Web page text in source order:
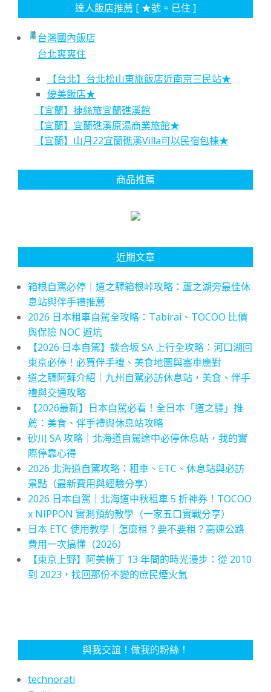
達人飯店推薦 [ ★號 = 已住 ]
台灣國內飯店
台北爽爽住
【台北】台北松山東旅飯店近南京三民站★
優美飯店★
【宜蘭】捷絲旅宜蘭礁溪館
【宜蘭】宜蘭礁溪原湯商業旅館★
【宜蘭】山月22宜蘭礁溪Villa可以民宿包棟★
商品推薦
近期文章
箱根自駕必停｜道之驛箱根峠攻略：蘆之湖旁最佳休
息站與伴手禮推薦
2026 日本租車自駕全攻略：Tabirai、TOCOO 比價
與保險 NOC 避坑
【2026 日本自駕】談合坂 SA 上行全攻略：河口湖回
東京必停！必買伴手禮、美食地圖與塞車應對
道之驛阿蘇介紹｜九州自駕必訪休息站，美食、伴手
禮與交通攻略
【2026最新】日本自駕必看！全日本「道之驛」推
薦：美食、伴手禮與休息站攻略
砂川 SA 攻略｜北海道自駕途中必停休息站，我的實
際停靠心得
2026 北海道自駕攻略：租車、ETC、休息站與必訪
景點（最新費用與經驗分享）
2026 日本自駕｜北海道中秋租車 5 折神券！TOCOO
x NIPPON 實測預約教學（一家五口實戰分享）
日本 ETC 使用教學｜怎麼租？要不要租？高速公路
費用一次搞懂（2026）
【東京上野】阿美橫丁 13 年間的時光漫步：從 2010
到 2023，找回那份不變的庶民煙火氣
與我交誼！做我的粉絲！
technorati